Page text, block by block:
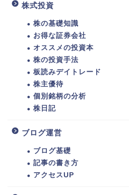
株式投資
株の基礎知識
お得な証券会社
オススメの投資本
株の投資手法
板読みデイトレード
株主優待
個別銘柄の分析
株日記
ブログ運営
ブログ基礎
記事の書き方
アクセスUP